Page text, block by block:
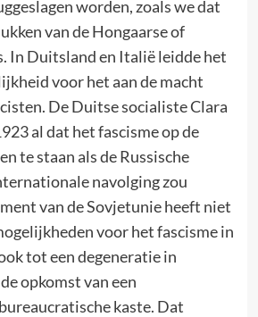
worden, zoals we dat
van de Hongaarse of
In Duitsland en Italië leidde het
voor het aan de macht
De Duitse socialiste Clara
al dat het fascisme op de
te staan als de Russische
navolging zou
van de Sovjetunie heeft niet
voor het fascisme in
tot een degeneratie in
opkomst van een
kaste. Dat